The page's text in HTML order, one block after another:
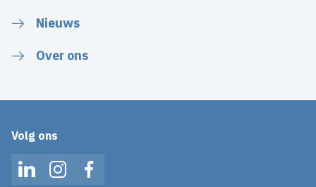
Nieuws
Over ons
Volg ons
LinkedInInstagramFacebook